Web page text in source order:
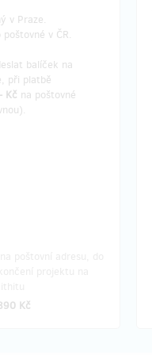
v Praze.
v ČR.
balíček na
při platbě
Kč na poštovné
Kč